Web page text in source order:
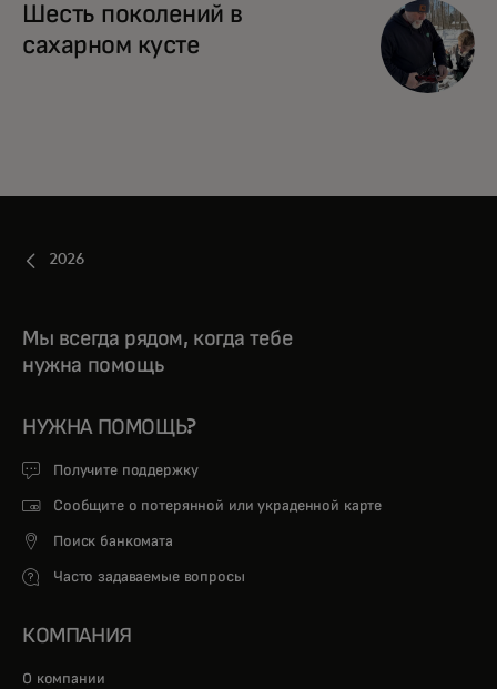
Шесть поколений в
сахарном кусте
2026
Мы всегда рядом, когда тебе
нужна помощь
НУЖНА ПОМОЩЬ?
Получите поддержку
Сообщите о потерянной или украденной карте
Поиск банкомата
Часто задаваемые вопросы
КОМПАНИЯ
О компании